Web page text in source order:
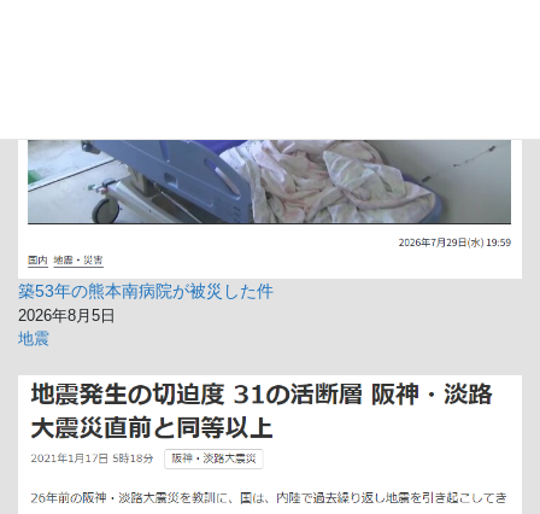
築53年の熊本南病院が被災した件
2026年8月5日
地震